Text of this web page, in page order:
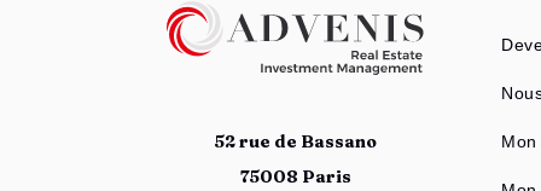
52 rue de Bassano
75008 Paris